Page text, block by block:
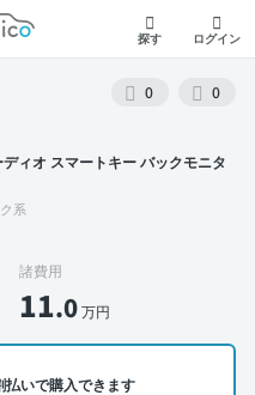
リコ
探す ログイン
0 0
ィオ スマートキー バックモニタ
系
諸費用
11.0万円
払いで購入できます